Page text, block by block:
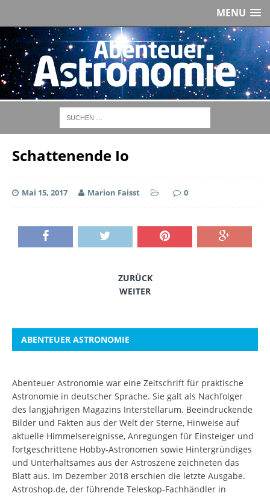
MENU
Schattenende Io
Mai 15, 2017 Marion Faisst 0
ZURÜCK
WEITER
ABENTEUER ASTRONOMIE
Abenteuer Astronomie war eine Zeitschrift für praktische
Astronomie in deutscher Sprache. Sie galt als Nachfolger
des langjährigen Magazins Interstellarum. Beeindruckende
Bilder und Fakten aus der Welt der Sterne, Hinweise auf
aktuelle Himmelsereignisse, Anregungen für Einsteiger und
fortgeschrittene Hobby-Astronomen sowie Hintergründiges
und Unterhaltsames aus der Astroszene zeichneten das
Blatt aus. Im Dezember 2018 erschien die letzte Ausgabe.
Astroshop.de, der führende Teleskop-Fachhändler in